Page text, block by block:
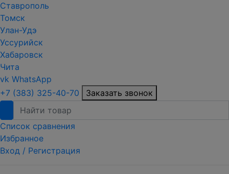
Ставрополь
Томск
Улан-Удэ
Уссурийск
Хабаровск
Чита
vk WhatsApp
+7 (383) 325-40-70
Заказать звонок
Список сравнения
Избранное
Вход / Регистрация